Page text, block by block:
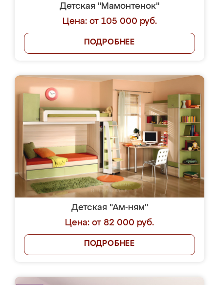
Детская "Мамонтенок"
Цена: от 105 000 руб.
ПОДРОБНЕЕ
Детская "Ам-ням"
Цена: от 82 000 руб.
ПОДРОБНЕЕ